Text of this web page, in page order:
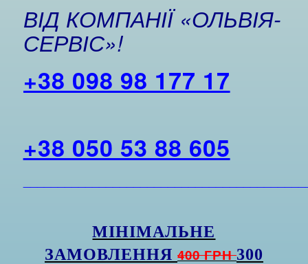
ВІД КОМПАНІЇ «ОЛЬВІЯ-
СЕРВІС»!
+38 098 98 177 17
+38 050 53 88 605
МІНІМАЛЬНЕ
ЗАМОВЛЕННЯ 400 ГРН300